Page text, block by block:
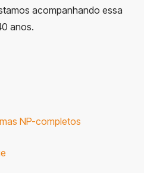
acompanhando essa
anos.
NP-completos